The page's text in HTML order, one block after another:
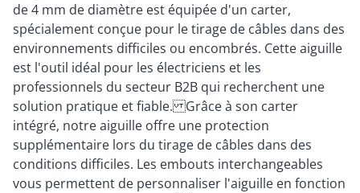
de 4 mm de diamètre est équipée d'un carter,
spécialement conçue pour le tirage de câbles dans des
environnements difficiles ou encombrés. Cette aiguille
est l'outil idéal pour les électriciens et les
professionnels du secteur B2B qui recherchent une
solution pratique et fiable. Grâce à son carter
intégré, notre aiguille offre une protection
supplémentaire lors du tirage de câbles dans des
conditions difficiles. Les embouts interchangeables
vous permettent de personnaliser l'aiguille en fonction